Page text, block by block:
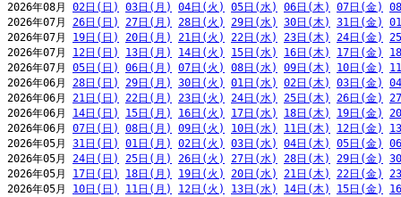
2026年08月 02日(日) 03日(月) 04日(火) 05日(水) 06日(木) 07日(金)
2026年07月 26日(日) 27日(月) 28日(火) 29日(水) 30日(木) 31日(金)
2026年07月 19日(日) 20日(月) 21日(火) 22日(水) 23日(木) 24日(金)
2026年07月 12日(日) 13日(月) 14日(火) 15日(水) 16日(木) 17日(金)
2026年07月 05日(日) 06日(月) 07日(火) 08日(水) 09日(木) 10日(金)
2026年06月 28日(日) 29日(月) 30日(火) 01日(水) 02日(木) 03日(金)
2026年06月 21日(日) 22日(月) 23日(火) 24日(水) 25日(木) 26日(金)
2026年06月 14日(日) 15日(月) 16日(火) 17日(水) 18日(木) 19日(金)
2026年06月 07日(日) 08日(月) 09日(火) 10日(水) 11日(木) 12日(金)
2026年05月 31日(日) 01日(月) 02日(火) 03日(水) 04日(木) 05日(金)
2026年05月 24日(日) 25日(月) 26日(火) 27日(水) 28日(木) 29日(金)
2026年05月 17日(日) 18日(月) 19日(火) 20日(水) 21日(木) 22日(金)
2026年05月 10日(日) 11日(月) 12日(火) 13日(水) 14日(木) 15日(金)